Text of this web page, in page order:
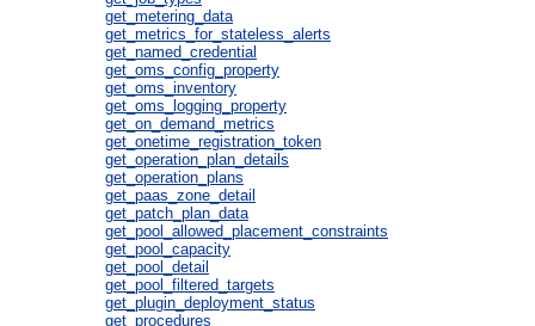
get_metering_data
get_metrics_for_stateless_alerts
get_named_credential
get_oms_config_property
get_oms_inventory
get_oms_logging_property
get_on_demand_metrics
get_onetime_registration_token
get_operation_plan_details
get_operation_plans
get_paas_zone_detail
get_patch_plan_data
get_pool_allowed_placement_constraints
get_pool_capacity
get_pool_detail
get_pool_filtered_targets
get_plugin_deployment_status
get_procedures